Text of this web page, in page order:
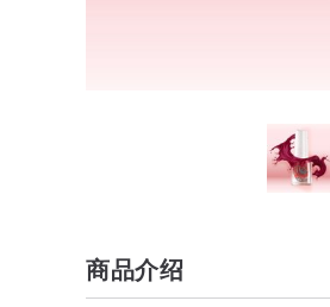
商品介绍